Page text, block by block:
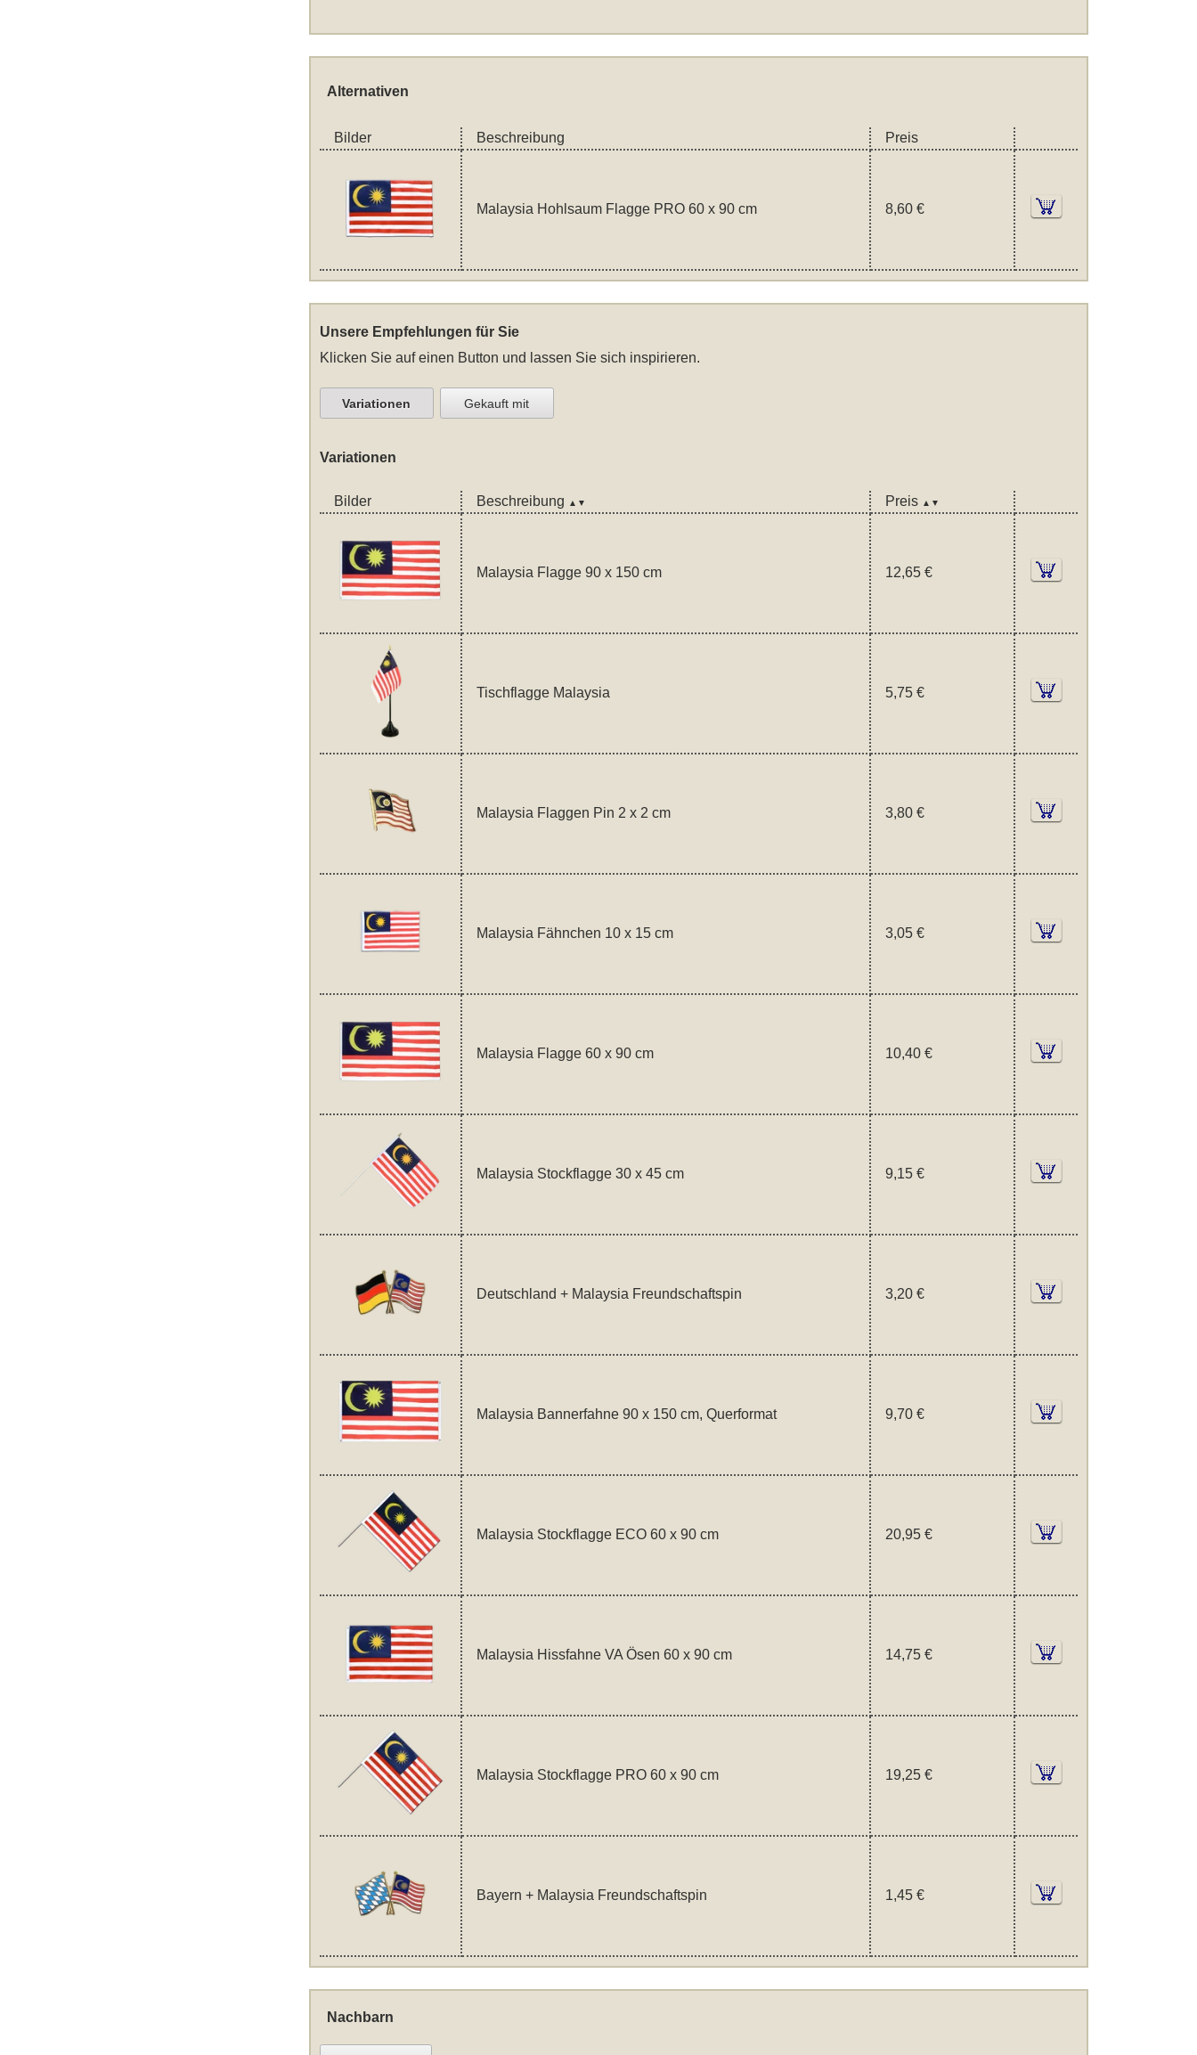
Alternativen
Bilder Beschreibung Preis
Malaysia Hohlsaum Flagge PRO 60 x 90 cm 8,60 €
Unsere Empfehlungen für Sie
Klicken Sie auf einen Button und lassen Sie sich inspirieren.
Variationen Gekauft mit
Variationen
Bilder Beschreibung ▲▼ Preis ▲▼
Malaysia Flagge 90 x 150 cm 12,65 €
Tischflagge Malaysia 5,75 €
Malaysia Flaggen Pin 2 x 2 cm 3,80 €
Malaysia Fähnchen 10 x 15 cm 3,05 €
Malaysia Flagge 60 x 90 cm 10,40 €
Malaysia Stockflagge 30 x 45 cm 9,15 €
Deutschland + Malaysia Freundschaftspin 3,20 €
Malaysia Bannerfahne 90 x 150 cm, Querformat 9,70 €
Malaysia Stockflagge ECO 60 x 90 cm 20,95 €
Malaysia Hissfahne VA Ösen 60 x 90 cm 14,75 €
Malaysia Stockflagge PRO 60 x 90 cm 19,25 €
Bayern + Malaysia Freundschaftspin 1,45 €
Nachbarn